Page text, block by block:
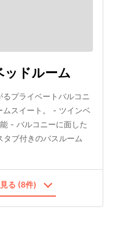
ッドルーム
プライベートバルコニ
ムスイート。 - ツインベ
- バルコニーに面した
タブ付きのバスルーム
る (8件)